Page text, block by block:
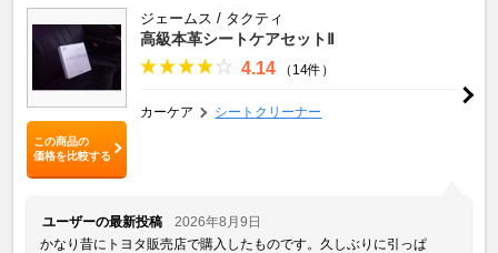
この商品の
価格を比較する
ジェームス / タクティ
高級本革シートケアセットⅡ
4.14 （14件）
カーケア シートクリーナー
ユーザーの最新投稿
2026年8月9日
かなり昔にトヨタ販売店で購入したものです。久しぶりに引っぱ